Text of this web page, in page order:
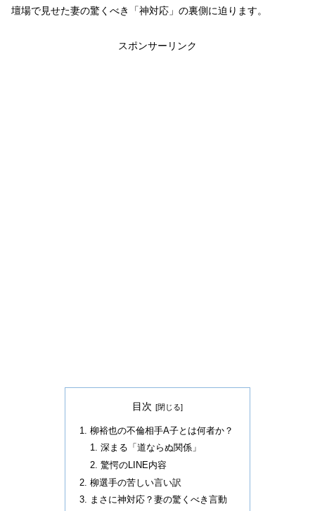
壇場で見せた妻の驚くべき「神対応」の裏側に迫ります。
スポンサーリンク
目次
柳裕也の不倫相手A子とは何者か？
深まる「道ならぬ関係」
驚愕のLINE内容
柳選手の苦しい言い訳
まさに神対応？妻の驚くべき言動